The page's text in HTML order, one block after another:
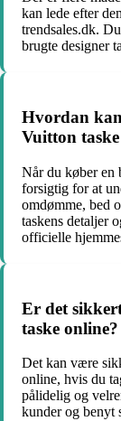
kan lede efter
trendsales.dk.
brugte designer
Hvordan
Vuitton
Når du køber en
forsigtig for at
omdømme, bed
taskens detaljer
officielle
Er det
taske online?
Det kan være
online, hvis du
pålidelig og
kunder og benyt